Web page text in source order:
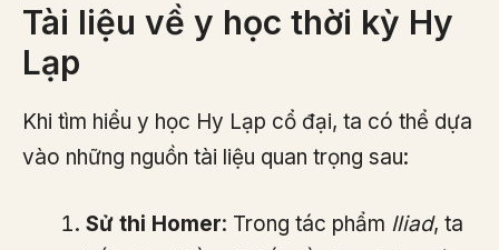
Tài liệu về y học thời kỳ Hy
Lạp
Khi tìm hiểu y học Hy Lạp cổ đại, ta có thể dựa
vào những nguồn tài liệu quan trọng sau:
Sử thi Homer: Trong tác phẩm Iliad, ta